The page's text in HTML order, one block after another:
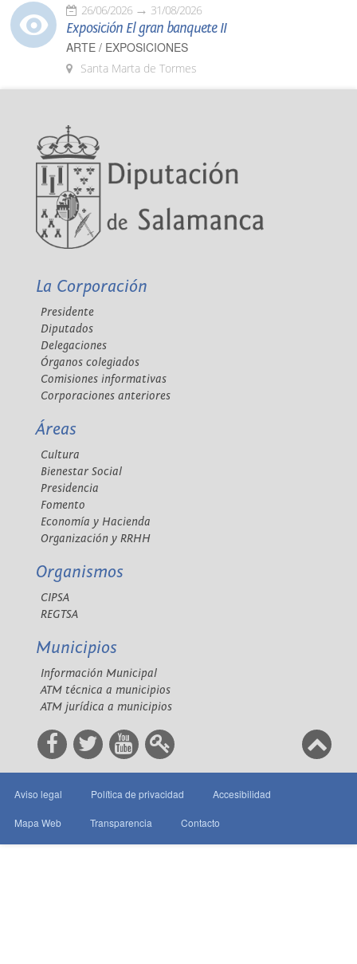
26/06/2026 31/08/2026
Exposición El gran banquete II
ARTE / EXPOSICIONES
Santa Marta de Tormes
La Corporación
Presidente
Diputados
Delegaciones
Órganos colegiados
Comisiones informativas
Corporaciones anteriores
Áreas
Cultura
Bienestar Social
Presidencia
Fomento
Economía y Hacienda
Organización y RRHH
Organismos
CIPSA
REGTSA
Municipios
Información Municipal
ATM técnica a municipios
ATM jurídica a municipios
Aviso legal Política de privacidad Accesibilidad
Mapa Web Transparencia Contacto